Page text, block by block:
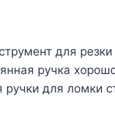
для
ручка
для ломки